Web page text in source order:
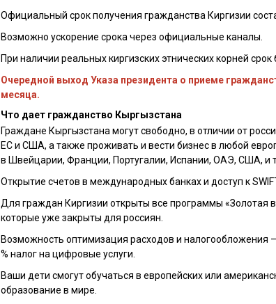
Я ознакомлен(а) с пользовательским соглашением
, а также даю согласие
данных третьими лицами.
Официальный срок получения гражданства Киргизии
Возможно ускорение срока через официальные каналы.
При наличии реальных киргизских этнических корней срок
Очередной выход Указа президента о приеме
месяца.
Что дает гражданство Кыргызстана
Граждане Кыргызстана могут свободно, в отличии от
ЕС и США, а также проживать и вести бизнес в любой
в Швейцарии, Франции, Португалии, Испании, ОАЭ, США, и
Открытие счетов в международных банках и доступ к
Для граждан Киргизии открыты все программы «Золотая
которые уже закрыты для россиян.
Возможность оптимизация расходов и налогообложения
% налог на цифровые услуги.
Ваши дети смогут обучаться в европейских или
образование в мире.